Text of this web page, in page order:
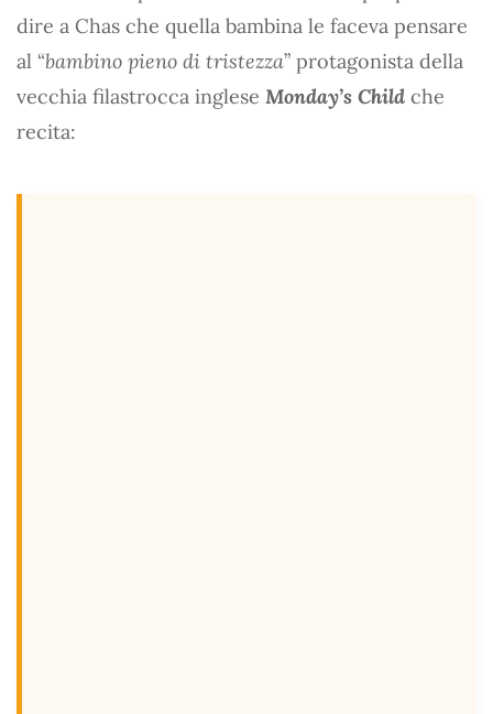
dire a Chas che quella bambina le faceva pensare
al “bambino pieno di tristezza” protagonista della
vecchia filastrocca inglese Monday’s Child che
recita: